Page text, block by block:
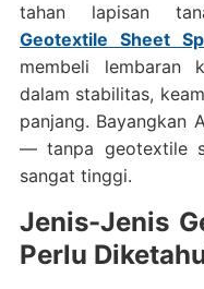
tahan lapisan
Geotextile Sheet
membeli lembaran
dalam stabilitas,
panjang. Bayangkan
— tanpa geotextile
sangat tinggi.
Jenis-Jenis
Perlu